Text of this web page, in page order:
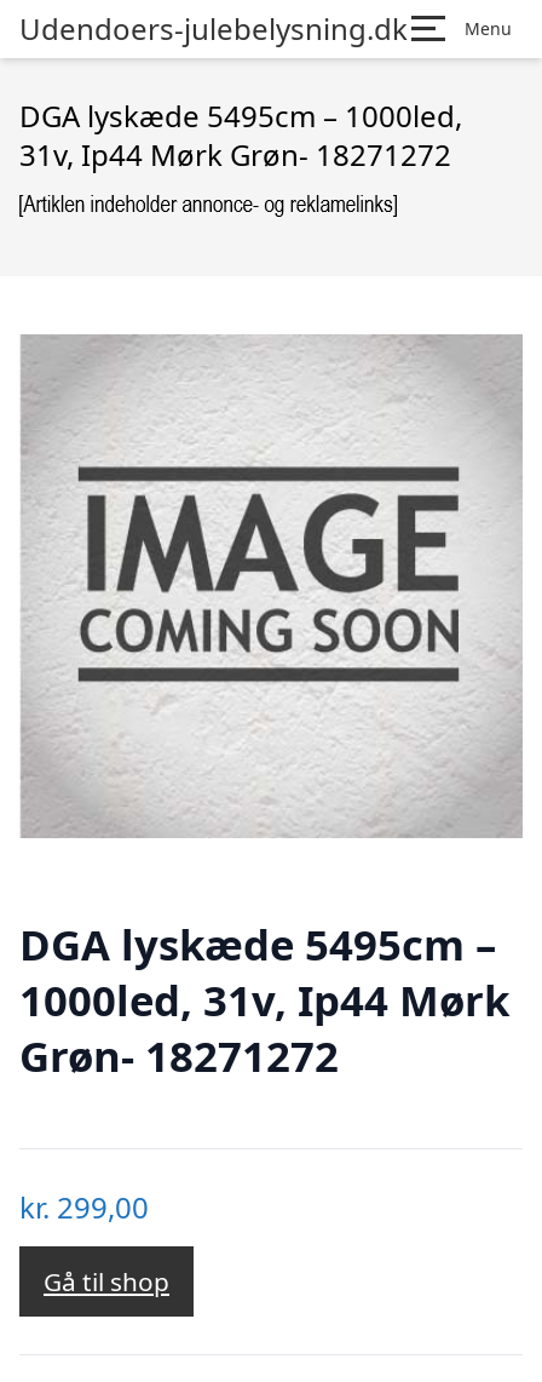
Udendoers-julebelysning.dk Menu
DGA lyskæde 5495cm – 1000led,
31v, Ip44 Mørk Grøn- 18271272
DGA lyskæde 5495cm –
1000led, 31v, Ip44 Mørk
Grøn- 18271272
kr. 299,00
Gå til shop